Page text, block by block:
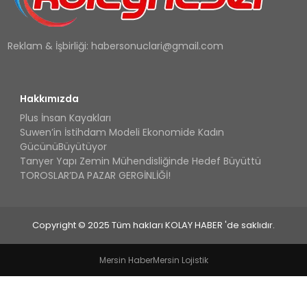
Reklam & İşbirliği: habersonuclari@gmail.com
Hakkımızda
Plus İnsan Kayakları
Suwen’in İstihdam Modeli Ekonomide Kadın
GücünüBüyütüyor
Tanyer Yapı Zemin Mühendisliğinde Hedef Büyüttü
TOROSLAR’DA PAZAR GERGİNLİĞİ!
Copyright © 2025 Tüm hakları KOLAY HABER 'de saklıdır.
Mersin HaberMersin Lojistik